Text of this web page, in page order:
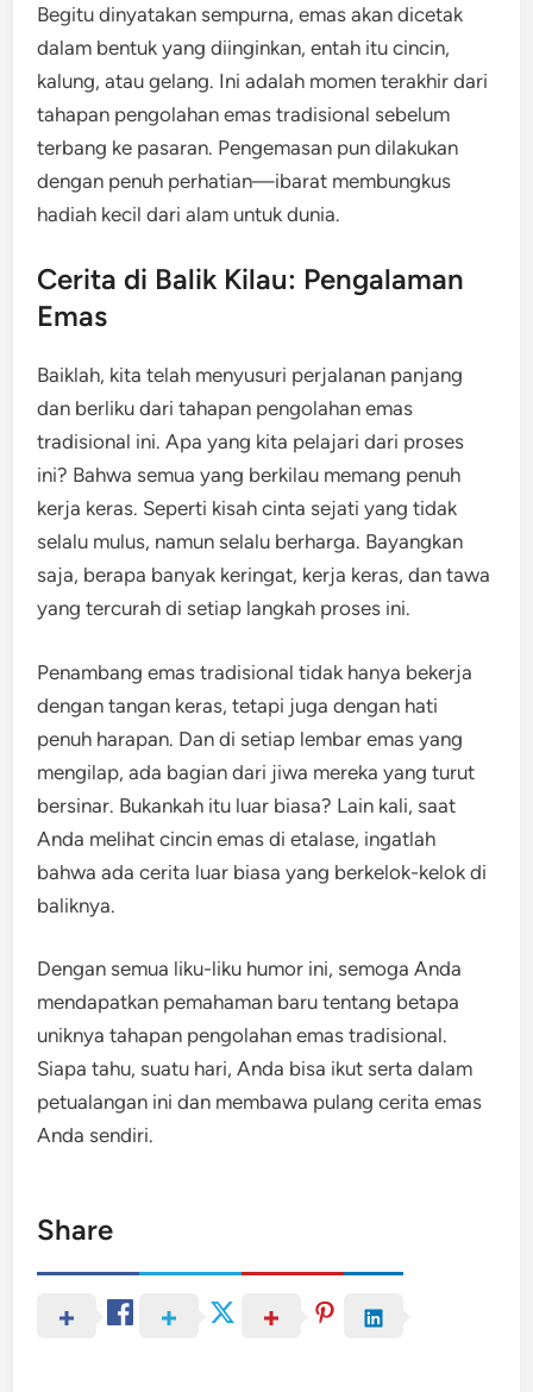
Begitu dinyatakan sempurna, emas akan dicetak
dalam bentuk yang diinginkan, entah itu cincin,
kalung, atau gelang. Ini adalah momen terakhir dari
tahapan pengolahan emas tradisional sebelum
terbang ke pasaran. Pengemasan pun dilakukan
dengan penuh perhatian—ibarat membungkus
hadiah kecil dari alam untuk dunia.
Cerita di Balik Kilau: Pengalaman
Emas
Baiklah, kita telah menyusuri perjalanan panjang
dan berliku dari tahapan pengolahan emas
tradisional ini. Apa yang kita pelajari dari proses
ini? Bahwa semua yang berkilau memang penuh
kerja keras. Seperti kisah cinta sejati yang tidak
selalu mulus, namun selalu berharga. Bayangkan
saja, berapa banyak keringat, kerja keras, dan tawa
yang tercurah di setiap langkah proses ini.
Penambang emas tradisional tidak hanya bekerja
dengan tangan keras, tetapi juga dengan hati
penuh harapan. Dan di setiap lembar emas yang
mengilap, ada bagian dari jiwa mereka yang turut
bersinar. Bukankah itu luar biasa? Lain kali, saat
Anda melihat cincin emas di etalase, ingatlah
bahwa ada cerita luar biasa yang berkelok-kelok di
baliknya.
Dengan semua liku-liku humor ini, semoga Anda
mendapatkan pemahaman baru tentang betapa
uniknya tahapan pengolahan emas tradisional.
Siapa tahu, suatu hari, Anda bisa ikut serta dalam
petualangan ini dan membawa pulang cerita emas
Anda sendiri.
Share